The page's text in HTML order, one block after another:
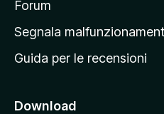
p
r
n
i
Forum
Segnala
Guida per le recensioni
Download